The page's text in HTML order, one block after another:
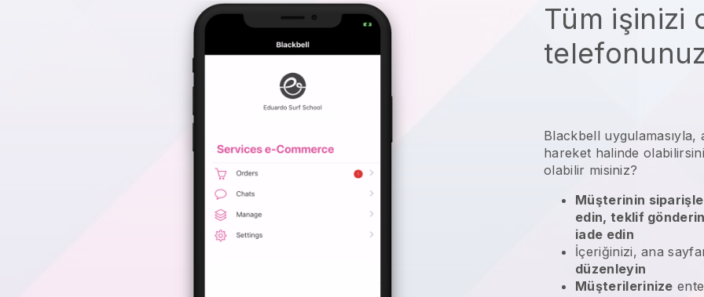
Tüm işinizi
Blackbell uygulamasıyla,
hareket halinde
olabilir misiniz?
Müşterinin
edin, teklif
iade edin
İçeriğinizi, ana
düzenleyin
Müşterilerinize